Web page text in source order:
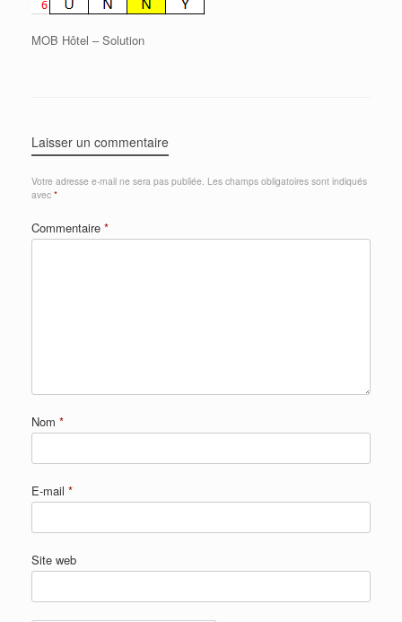
MOB Hôtel – Solution
Laisser un commentaire
Votre adresse e-mail ne sera pas publiée. Les champs obligatoires sont indiqués
avec *
Commentaire *
Nom *
E-mail *
Site web